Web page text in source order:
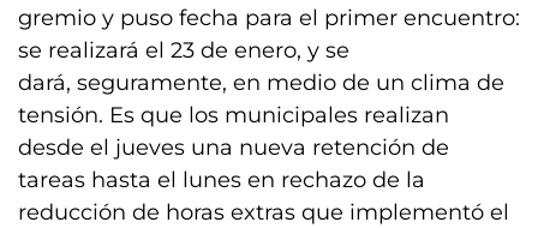
gremio y puso fecha para el primer encuentro:
se realizará el 23 de enero, y se
dará, seguramente, en medio de un clima de
tensión. Es que los municipales realizan
desde el jueves una nueva retención de
tareas hasta el lunes en rechazo de la
reducción de horas extras que implementó el